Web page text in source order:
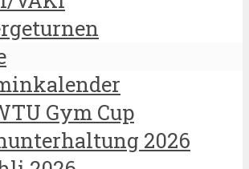
Gym Cup
2026